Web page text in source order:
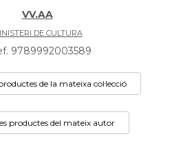
VV.AA
DE CULTURA
9789992003589
de la mateixa col·lecció
productes del mateix autor